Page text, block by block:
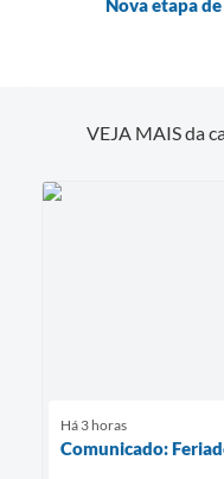
VEJA MAIS da
Há 3 horas
Comunicado: